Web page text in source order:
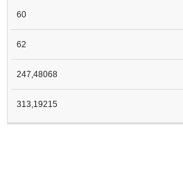
60
62
247,48068
313,19215